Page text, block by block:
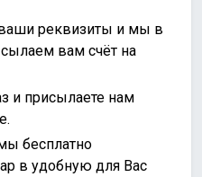
реквизиты и мы в
вам счёт на
и присылаете нам
бесплатно
в удобную для Вас